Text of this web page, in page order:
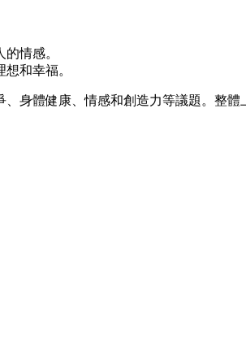
情感。
和幸福。
身體健康、情感和創造力等議題。整